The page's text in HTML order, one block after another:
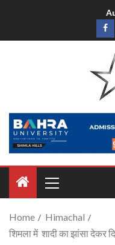
Home
Himachal
शिमला में शादी का झांसा देकर